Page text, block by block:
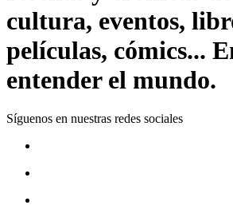
cultura, eventos,
películas, cómics...
entender el mundo.
Síguenos en nuestras redes sociales